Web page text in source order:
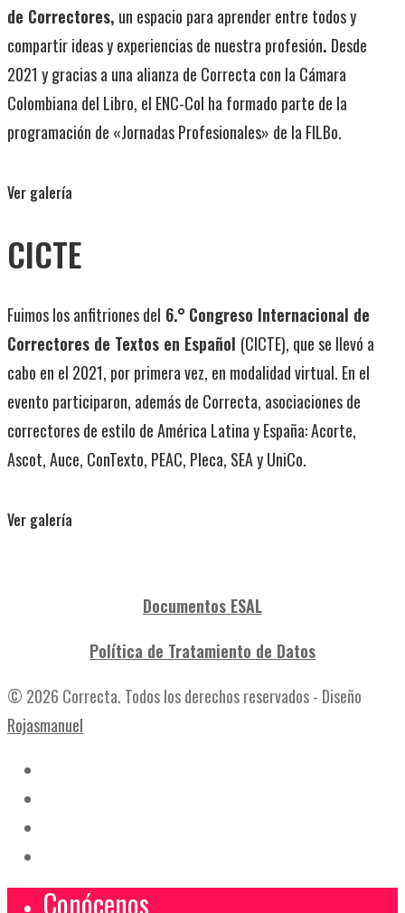
de Correctores, un espacio para aprender entre todos y
compartir ideas y experiencias de nuestra profesión. Desde
2021 y gracias a una alianza de Correcta con la Cámara
Colombiana del Libro, el ENC-Col ha formado parte de la
programación de «Jornadas Profesionales» de la FILBo.
Ver galería
CICTE
Fuimos los anfitriones del 6.° Congreso Internacional de
Correctores de Textos en Español (CICTE), que se llevó a
cabo en el 2021, por primera vez, en modalidad virtual. En el
evento participaron, además de Correcta, asociaciones de
correctores de estilo de América Latina y España: Acorte,
Ascot, Auce, ConTexto, PEAC, Pleca, SEA y UniCo.
Ver galería
Documentos ESAL
Política de Tratamiento de Datos
© 2026 Correcta. Todos los derechos reservados - Diseño
Rojasmanuel
Conócenos